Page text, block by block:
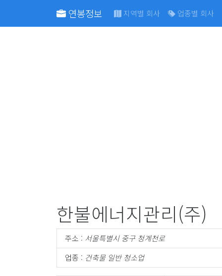
연봉정보 지역별 회사 업종별 회사
한불에너지관리(주)
주소 : 서울특별시 중구 청계천로
업종 : 건축물 일반 청소업